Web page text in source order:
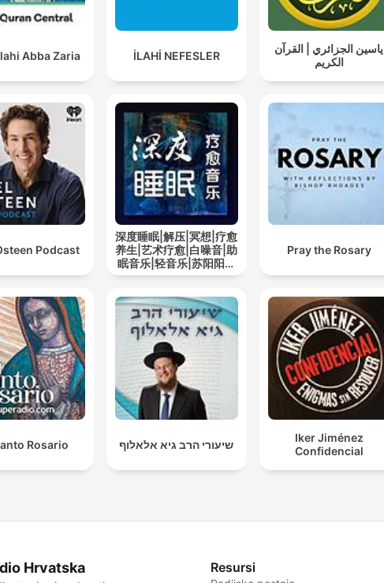
Abba Zaria İLAHİ NEFESLER
ياسين الجزائري | القرآن
الكريم
Podcast
深度睡眠|解压|冥想|疗愈
养生|艺术疗愈|白噪音|助
眠音乐|轻音乐|苏阳阳频
道
Pray the Rosary
Rosario שיעורי הרב גיא אלאלוף
Iker Jiménez
Confidencial
Hrvatska Resursi